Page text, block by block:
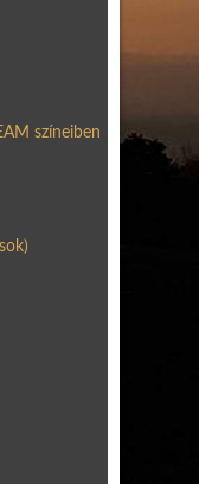
színeiben